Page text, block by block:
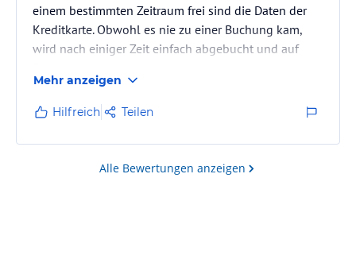
einem bestimmten Zeitraum frei sind die Daten der
Kreditkarte. Obwohl es nie zu einer Buchung kam,
wird nach einiger Zeit einfach abgebucht und auf
Mehr anzeigen
Hilfreich Teilen
Alle Bewertungen anzeigen